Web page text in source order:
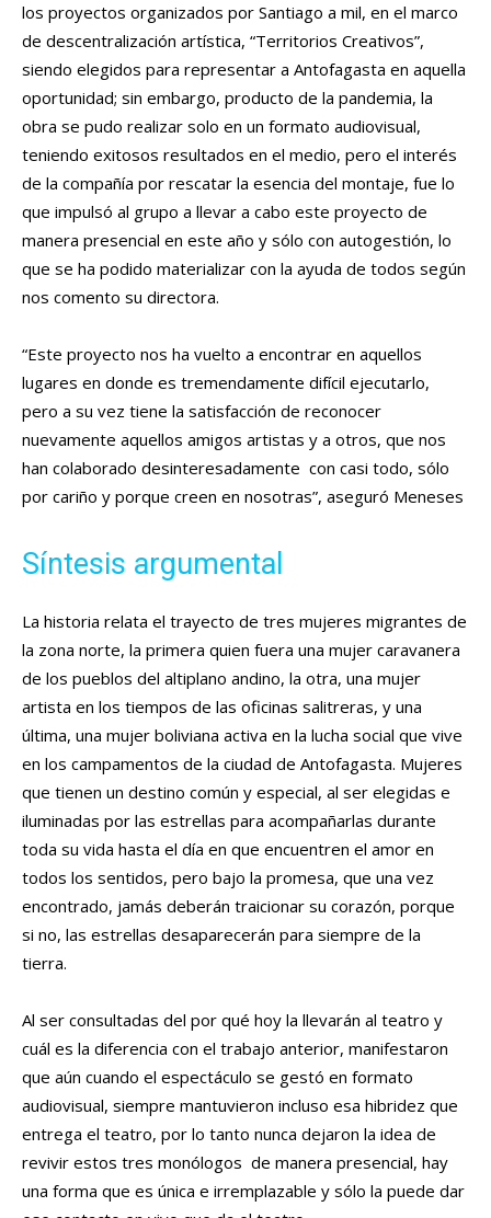
los proyectos organizados por Santiago a mil, en el marco
de descentralización artística, “Territorios Creativos”,
siendo elegidos para representar a Antofagasta en aquella
oportunidad; sin embargo, producto de la pandemia, la
obra se pudo realizar solo en un formato audiovisual,
teniendo exitosos resultados en el medio, pero el interés
de la compañía por rescatar la esencia del montaje, fue lo
que impulsó al grupo a llevar a cabo este proyecto de
manera presencial en este año y sólo con autogestión, lo
que se ha podido materializar con la ayuda de todos según
nos comento su directora.
“Este proyecto nos ha vuelto a encontrar en aquellos
lugares en donde es tremendamente difícil ejecutarlo,
pero a su vez tiene la satisfacción de reconocer
nuevamente aquellos amigos artistas y a otros, que nos
han colaborado desinteresadamente con casi todo, sólo
por cariño y porque creen en nosotras”, aseguró Meneses
Síntesis argumental
La historia relata el trayecto de tres mujeres migrantes de
la zona norte, la primera quien fuera una mujer caravanera
de los pueblos del altiplano andino, la otra, una mujer
artista en los tiempos de las oficinas salitreras, y una
última, una mujer boliviana activa en la lucha social que vive
en los campamentos de la ciudad de Antofagasta. Mujeres
que tienen un destino común y especial, al ser elegidas e
iluminadas por las estrellas para acompañarlas durante
toda su vida hasta el día en que encuentren el amor en
todos los sentidos, pero bajo la promesa, que una vez
encontrado, jamás deberán traicionar su corazón, porque
si no, las estrellas desaparecerán para siempre de la
tierra.
Al ser consultadas del por qué hoy la llevarán al teatro y
cuál es la diferencia con el trabajo anterior, manifestaron
que aún cuando el espectáculo se gestó en formato
audiovisual, siempre mantuvieron incluso esa hibridez que
entrega el teatro, por lo tanto nunca dejaron la idea de
revivir estos tres monólogos de manera presencial, hay
una forma que es única e irremplazable y sólo la puede dar